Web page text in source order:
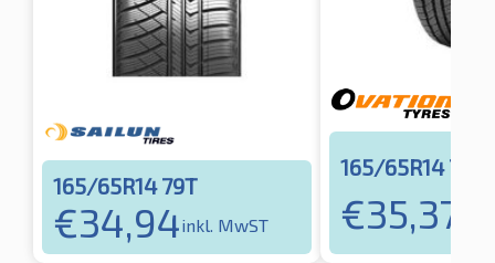
165/65R14 79T
€34,94inkl. MwST
165/65R14 79T
€35,37